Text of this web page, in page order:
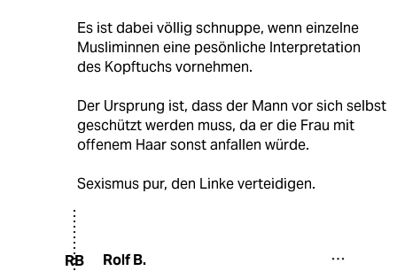
Es ist dabei völlig schnuppe, wenn einzelne
Musliminnen eine pesönliche Interpretation
des Kopftuchs vornehmen.
Der Ursprung ist, dass der Mann vor sich selbst
geschützt werden muss, da er die Frau mit
offenem Haar sonst anfallen würde.
Sexismus pur, den Linke verteidigen.
RB Rolf B.